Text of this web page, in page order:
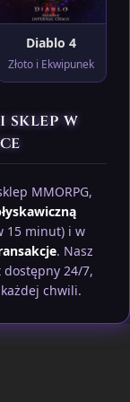
Diablo 4
Złoto i Ekwipunek
sklep w
MMORPG,
15 minut) i w
. Nasz
dostępny 24/7,
chwili.